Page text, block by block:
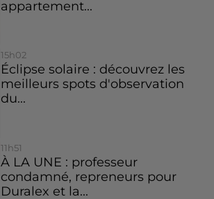
appartement...
15h02
Éclipse solaire : découvrez les
meilleurs spots d'observation
du...
11h51
À LA UNE : professeur
condamné, repreneurs pour
Duralex et la...